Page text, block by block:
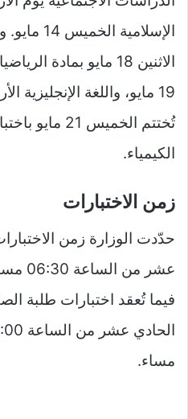
الاثنين 18 مايو بمادة
تُختتم الخميس
الكيمياء.
زمن الاختبارات
حدّدت الوزارة زمن
فيما تُعقد اختبارات طلبة
مساء.